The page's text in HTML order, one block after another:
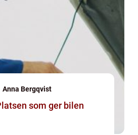
Anna Bergqvist
som ger bilen